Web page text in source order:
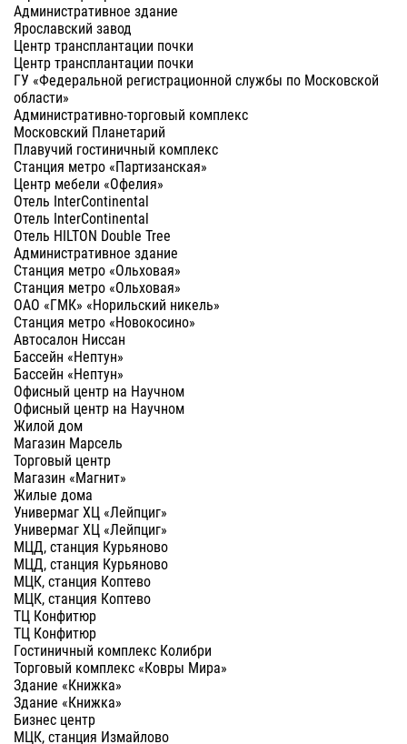
Административное здание
Ярославский завод
Центр трансплантации почки
Центр трансплантации почки
ГУ «Федеральной регистрационной службы по Московской
области»
Административно-торговый комплекс
Московский Планетарий
Плавучий гостиничный комплекс
Станция метро «Партизанская»
Центр мебели «Офелия»
Отель InterContinental
Отель InterContinental
Отель HILTON Double Tree
Административное здание
Станция метро «Ольховая»
Станция метро «Ольховая»
ОАО «ГМК» «Норильский никель»
Станция метро «Новокосино»
Автосалон Ниссан
Бассейн «Нептун»
Бассейн «Нептун»
Офисный центр на Научном
Офисный центр на Научном
Жилой дом
Магазин Марсель
Торговый центр
Магазин «Магнит»
Жилые дома
Универмаг ХЦ «Лейпциг»
Универмаг ХЦ «Лейпциг»
МЦД, станция Курьяново
МЦД, станция Курьяново
МЦК, станция Коптево
МЦК, станция Коптево
ТЦ Конфитюр
ТЦ Конфитюр
Гостиничный комплекс Колибри
Торговый комплекс «‎Ковры Мира»
Здание «‎Книжка»
Здание «‎Книжка»
Бизнес центр
МЦК, станция Измайлово